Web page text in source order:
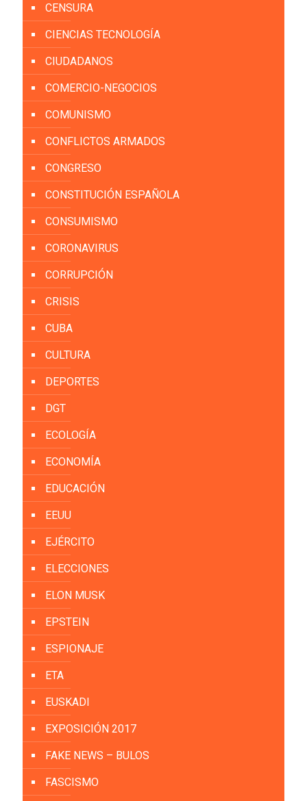
CENSURA
CIENCIAS TECNOLOGÍA
CIUDADANOS
COMERCIO-NEGOCIOS
COMUNISMO
CONFLICTOS ARMADOS
CONGRESO
CONSTITUCIÓN ESPAÑOLA
CONSUMISMO
CORONAVIRUS
CORRUPCIÓN
CRISIS
CUBA
CULTURA
DEPORTES
DGT
ECOLOGÍA
ECONOMÍA
EDUCACIÓN
EEUU
EJÉRCITO
ELECCIONES
ELON MUSK
EPSTEIN
ESPIONAJE
ETA
EUSKADI
EXPOSICIÓN 2017
FAKE NEWS – BULOS
FASCISMO